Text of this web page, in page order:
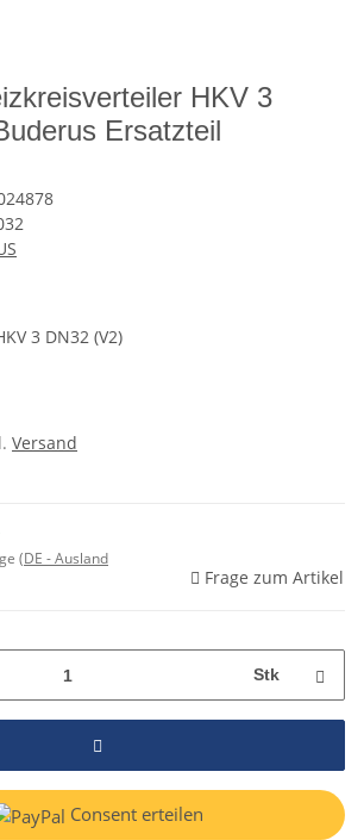
HKV 3
Ersatzteil
3 DN32 (V2)
Versand
(DE - Ausland
Frage zum Artikel
Stk
Consent erteilen